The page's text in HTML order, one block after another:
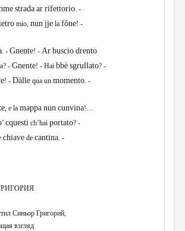
strada ar rifettorio. -
mio,nun jje lafône! -
. -Gnente! -Ar buscio drento
-Gnente! - Hai bbè sgrullato? -
! -Dàlle qua unmomento. -
, e lamappa nun cunvina!…
’cquesti ch’haiportato? -
chiave decantina. -
Синьор Григорий,
взгляд